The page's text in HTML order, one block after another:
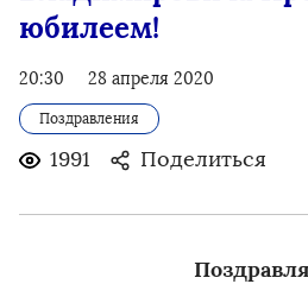
юбилеем!
20:30 28 апреля 2020
Поздравления
1991 Поделиться